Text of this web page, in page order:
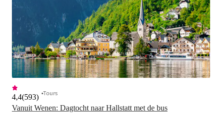
4,4(593) Tours